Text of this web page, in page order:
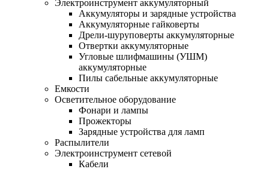
Электроинструмент аккумуляторный
Аккумуляторы и зарядные устройства
Аккумуляторные гайковерты
Дрели-шуруповерты аккумуляторные
Отвертки аккумуляторные
Угловые шлифмашины (УШМ)
аккумуляторные
Пилы сабельные аккумуляторные
Емкости
Осветительное оборудование
Фонари и лампы
Прожекторы
Зарядные устройства для ламп
Распылители
Электроинструмент сетевой
Кабели